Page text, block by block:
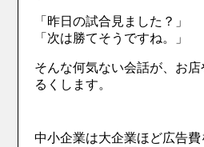
「昨日の試合見ました？」
「次は勝てそうですね。」
そんな何気ない会話が、お
るくします。
中小企業は大企業ほど広告